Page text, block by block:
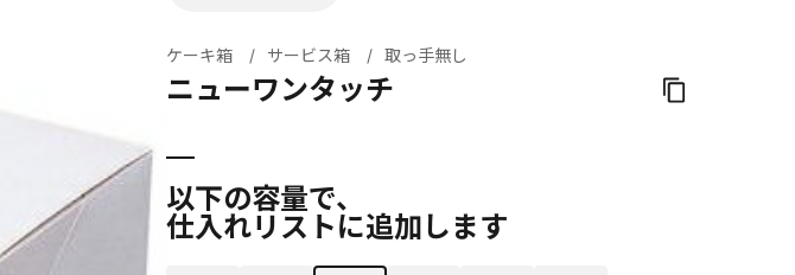
ケーキ箱 サービス箱 取っ手無し
ニューワンタッチ
以下の容量で、
仕入れリストに追加します